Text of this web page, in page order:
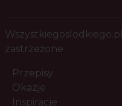
zastrzeżone
Przepisy
Okazje
Inspiracje